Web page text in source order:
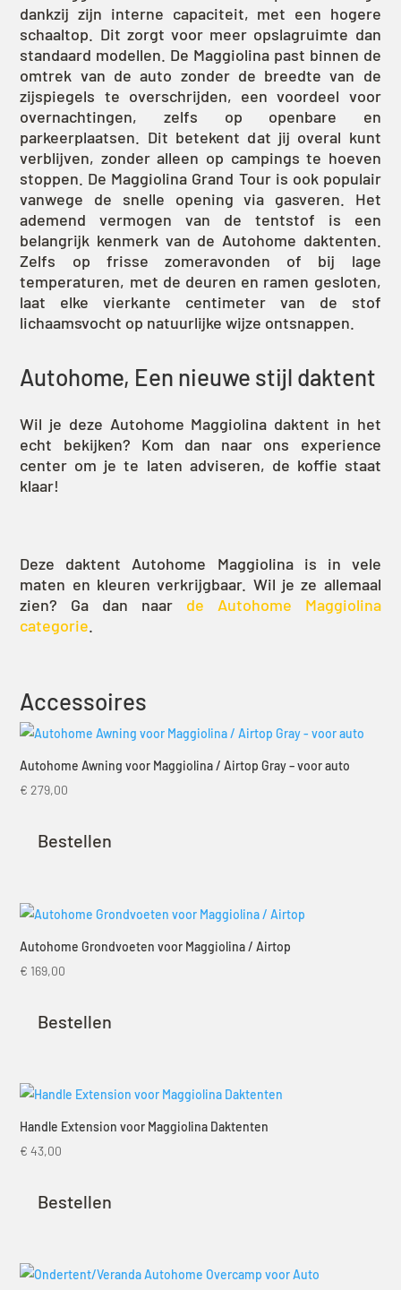
dankzij zijn interne capaciteit, met een hogere
schaaltop. Dit zorgt voor meer opslagruimte dan
standaard modellen. De Maggiolina past binnen de
omtrek van de auto zonder de breedte van de
zijspiegels te overschrijden, een voordeel voor
overnachtingen, zelfs op openbare en
parkeerplaatsen. Dit betekent dat jij overal kunt
verblijven, zonder alleen op campings te hoeven
stoppen. De Maggiolina Grand Tour is ook populair
vanwege de snelle opening via gasveren. Het
ademend vermogen van de tentstof is een
belangrijk kenmerk van de Autohome daktenten.
Zelfs op frisse zomeravonden of bij lage
temperaturen, met de deuren en ramen gesloten,
laat elke vierkante centimeter van de stof
lichaamsvocht op natuurlijke wijze ontsnappen.
Autohome, Een nieuwe stijl daktent
Wil je deze Autohome Maggiolina daktent in het
echt bekijken? Kom dan naar ons experience
center om je te laten adviseren, de koffie staat
klaar!
Deze daktent Autohome Maggiolina is in vele
maten en kleuren verkrijgbaar. Wil je ze allemaal
zien? Ga dan naar de Autohome Maggiolina
categorie
Accessoires
Autohome Awning voor Maggiolina / Airtop Gray – voor auto
€ 279,00
Bestellen
Autohome Grondvoeten voor Maggiolina / Airtop
€ 169,00
Bestellen
Handle Extension voor Maggiolina Daktenten
€ 43,00
Bestellen